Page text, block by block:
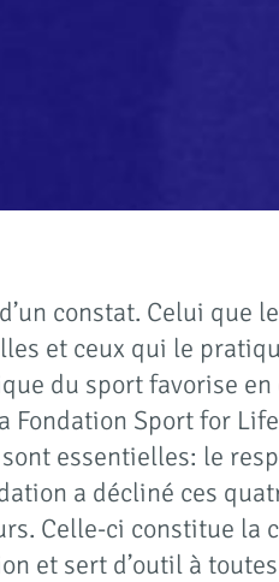
constat. Celui que
et ceux qui le
du sport favorise
Fondation Sport for
essentielles: le
a décliné ces
Celle-ci constitue la
et sert d’outil à